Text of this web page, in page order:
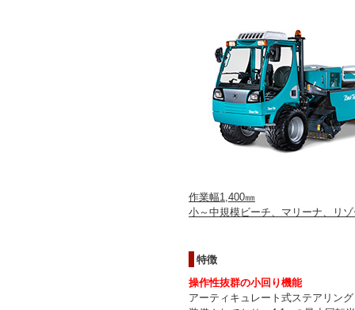
作業幅1,400㎜
小～中規模ビーチ、マリーナ、リ
特徴
操作性抜群の小回り機能
アーティキュレート式ステアリン